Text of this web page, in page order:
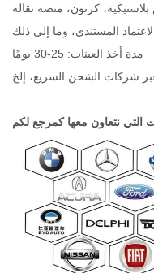
بلاستيكية، كرتون، منصة نقالة
مدة أخذ العينات: 25-30 يومًا